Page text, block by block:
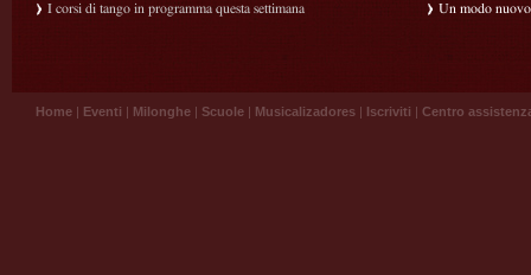
I corsi di tango in programma questa settimana
Un modo
Home | Eventi | Milonghe | Scuole | Musicalizadores | Iscriviti | Centro